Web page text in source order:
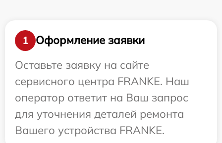
1
Оформление заявки
Оставьте заявку на сайте
сервисного центра FRANKE. Наш
оператор ответит на Ваш запрос
для уточнения деталей ремонта
Вашего устройства FRANKE.